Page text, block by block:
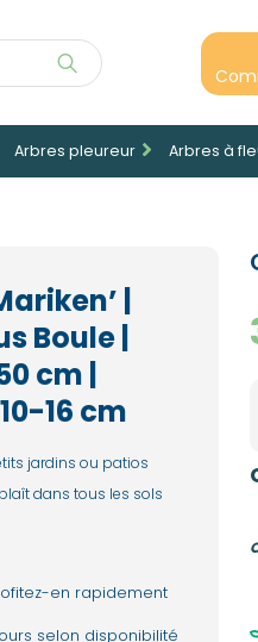
Arbres pleureur Arbres à
|
Boule |
cm |
16 cm
jardins ou patios
dans tous les sols
en rapidement
selon disponibilité